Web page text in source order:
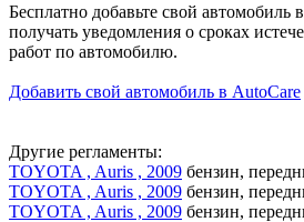
Бесплатно добавьте свой автомобиль
получать уведомления о сроках
работ по автомобилю.
Добавить свой автомобиль в AutoCare
Другие регламенты:
TOYOTA , Auris , 2009 бензин,
TOYOTA , Auris , 2009 бензин,
TOYOTA , Auris , 2009 бензин,